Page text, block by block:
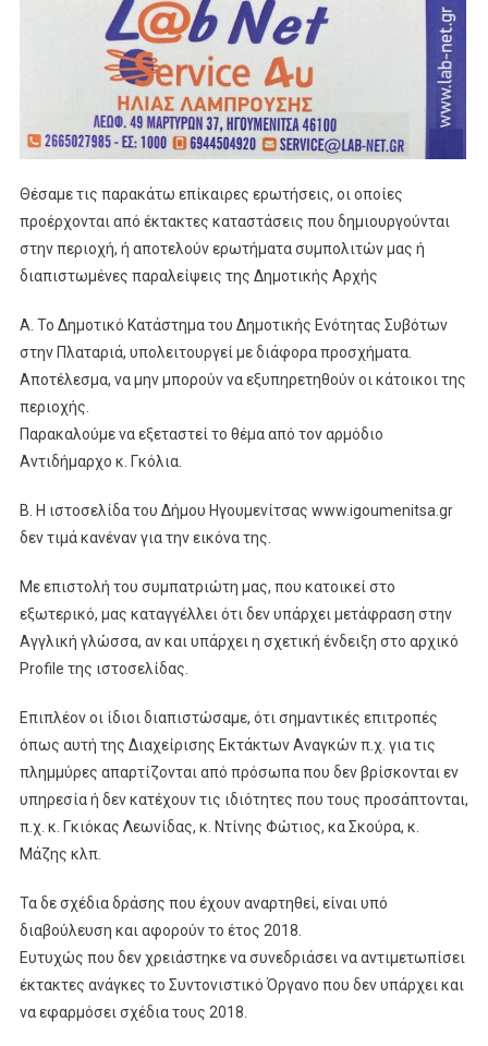
Θέσαμε τις παρακάτω επίκαιρες ερωτήσεις, οι οποίες
προέρχονται από έκτακτες καταστάσεις που δημιουργούνται
στην περιοχή, ή αποτελούν ερωτήματα συμπολιτών μας ή
διαπιστωμένες παραλείψεις της Δημοτικής Αρχής
Α. Το Δημοτικό Κατάστημα του Δημοτικής Ενότητας Συβότων
στην Πλαταριά, υπολειτουργεί με διάφορα προσχήματα.
Αποτέλεσμα, να μην μπορούν να εξυπηρετηθούν οι κάτοικοι της
περιοχής.
Παρακαλούμε να εξεταστεί το θέμα από τον αρμόδιο
Αντιδήμαρχο κ. Γκόλια.
Β. Η ιστοσελίδα του Δήμου Ηγουμενίτσας www.igoumenitsa.gr
δεν τιμά κανέναν για την εικόνα της.
Με επιστολή του συμπατριώτη μας, που κατοικεί στο
εξωτερικό, μας καταγγέλλει ότι δεν υπάρχει μετάφραση στην
Αγγλική γλώσσα, αν και υπάρχει η σχετική ένδειξη στο αρχικό
Profile της ιστοσελίδας.
Επιπλέον οι ίδιοι διαπιστώσαμε, ότι σημαντικές επιτροπές
όπως αυτή της Διαχείρισης Εκτάκτων Αναγκών π.χ. για τις
πλημμύρες απαρτίζονται από πρόσωπα που δεν βρίσκονται εν
υπηρεσία ή δεν κατέχουν τις ιδιότητες που τους προσάπτονται,
π.χ. κ. Γκιόκας Λεωνίδας, κ. Ντίνης Φώτιος, κα Σκούρα, κ.
Μάζης κλπ.
Τα δε σχέδια δράσης που έχουν αναρτηθεί, είναι υπό
διαβούλευση και αφορούν το έτος 2018.
Ευτυχώς που δεν χρειάστηκε να συνεδριάσει να αντιμετωπίσει
έκτακτες ανάγκες το Συντονιστικό Όργανο που δεν υπάρχει και
να εφαρμόσει σχέδια τους 2018.